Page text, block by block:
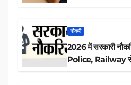
नौकरी
2026 में सरकारी
Police, Railway